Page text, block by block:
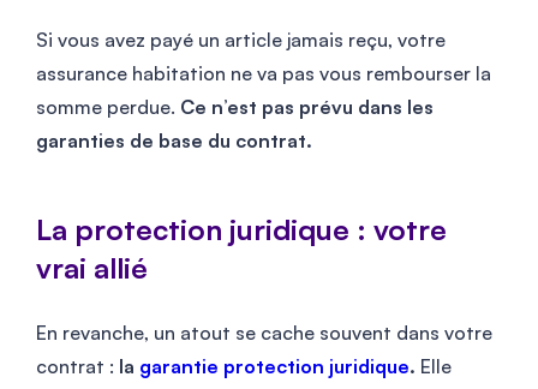
Si vous avez payé un article jamais reçu, votre
assurance habitation ne va pas vous rembourser la
somme perdue. Ce n’est pas prévu dans les
garanties de base du contrat.
La protection juridique : votre
vrai allié
En revanche, un atout se cache souvent dans votre
contrat : la garantie protection juridique. Elle